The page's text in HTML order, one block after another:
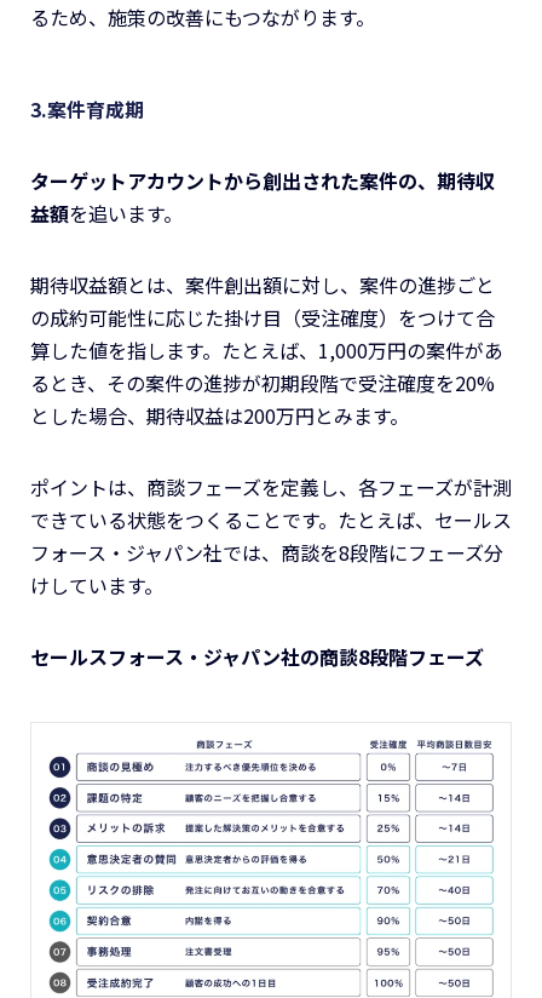
るため、施策の改善にもつながります。
3.案件育成期
ターゲットアカウントから創出された案件の、期待収
益額を追います。
期待収益額とは、案件創出額に対し、案件の進捗ごと
の成約可能性に応じた掛け目（受注確度）をつけて合
算した値を指します。たとえば、1,000万円の案件があ
るとき、その案件の進捗が初期段階で受注確度を20%
とした場合、期待収益は200万円とみます。
ポイントは、商談フェーズを定義し、各フェーズが計測
できている状態をつくることです。たとえば、セールス
フォース・ジャパン社では、商談を8段階にフェーズ分
けしています。
セールスフォース・ジャパン社の商談8段階フェーズ